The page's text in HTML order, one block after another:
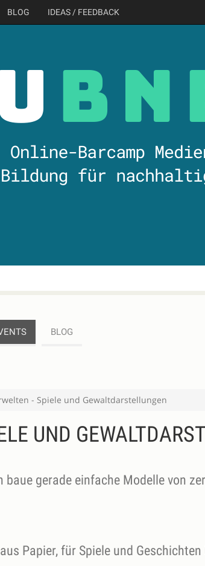
BLOG IDEAS / FEEDBACK
BLOG
- Spiele und Gewaltdarstellungen
UND
gerade einfache Modelle von
Papier, für Spiele und